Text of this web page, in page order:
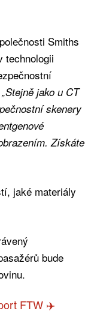
Smiths
technologii
„Stejně jako u CT
skenery
Získáte
jaké materiály
bude
FTW ✈️